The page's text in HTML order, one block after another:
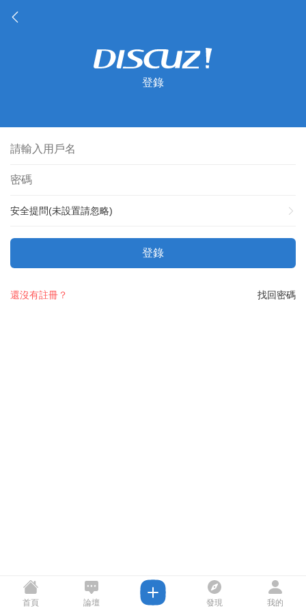
登錄
安全提問(未設置請忽略)
登錄
找回密碼
還沒有註冊？
首頁 論壇 發現 我的